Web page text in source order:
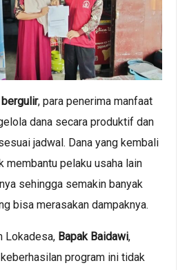
, para penerima manfaat
dana secara produktif dan
jadwal. Dana yang kembali
membantu pelaku usaha lain
sehingga semakin banyak
bisa merasakan dampaknya.
Lokadesa, Bapak Baidawi,
program ini tidak